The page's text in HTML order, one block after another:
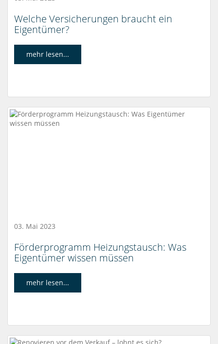
Welche Versicherungen braucht ein
Eigentümer?
mehr lesen...
03. Mai 2023
Förderprogramm Heizungstausch: Was
Eigentümer wissen müssen
mehr lesen...